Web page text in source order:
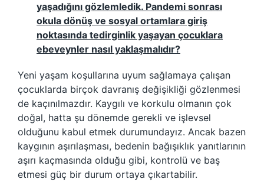
yaşadığını gözlemledik. Pandemi sonrası
okula dönüş ve sosyal ortamlara giriş
noktasında tedirginlik yaşayan çocuklara
ebeveynler nasıl yaklaşmalıdır?
Yeni yaşam koşullarına uyum sağlamaya çalışan
çocuklarda birçok davranış değişikliği gözlenmesi
de kaçınılmazdır. Kaygılı ve korkulu olmanın çok
doğal, hatta şu dönemde gerekli ve işlevsel
olduğunu kabul etmek durumundayız. Ancak bazen
kaygının aşırılaşması, bedenin bağışıklık yanıtlarının
aşırı kaçmasında olduğu gibi, kontrolü ve baş
etmesi güç bir durum ortaya çıkartabilir.